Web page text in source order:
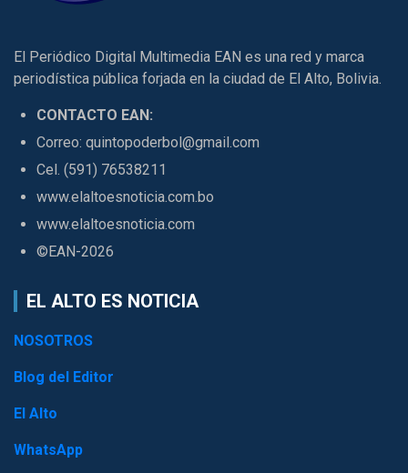
El Periódico Digital Multimedia EAN es una red y marca
periodística pública forjada en la ciudad de El Alto, Bolivia.
CONTACTO EAN:
Correo: quintopoderbol@gmail.com
Cel. (591) 76538211
www.elaltoesnoticia.com.bo
www.elaltoesnoticia.com
©EAN-2026
EL ALTO ES NOTICIA
NOSOTROS
Blog del Editor
El Alto
WhatsApp